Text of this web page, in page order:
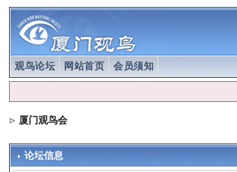
观鸟论坛 网站首页 会员须知
厦门观鸟会
论坛信息